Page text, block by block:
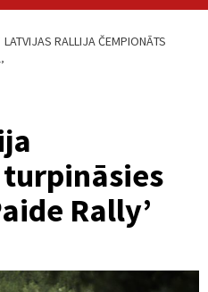
LATVIJAS RALLIJA ČEMPIONĀTS
Rally’